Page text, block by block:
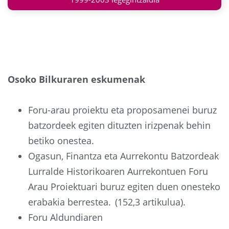
Osoko Bilkuraren eskumenak
Foru-arau proiektu eta proposamenei buruz
batzordeek egiten dituzten irizpenak behin
betiko onestea.
Ogasun, Finantza eta Aurrekontu Batzordeak
Lurralde Historikoaren Aurrekontuen Foru
Arau Proiektuari buruz egiten duen onesteko
erabakia berrestea. (152,3 artikulua).
Foru Aldundiaren